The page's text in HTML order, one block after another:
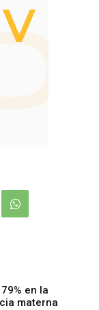
en la
materna